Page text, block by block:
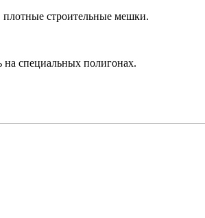
плотные строительные мешки.
специальных полигонах.